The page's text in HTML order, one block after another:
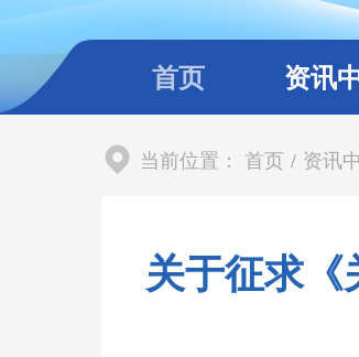
首页 资讯
当前位置： 首页 / 资讯
关于征求